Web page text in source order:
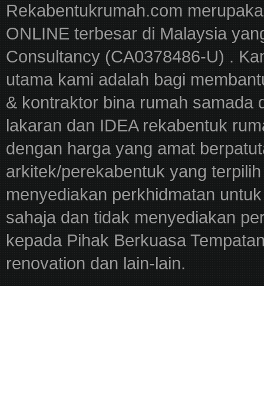
Rekabentukrumah.com
ONLINE terbesar di Malaysia
Consultancy (CA0378486-U) .
utama kami adalah bagi
& kontraktor bina rumah samada
lakaran dan IDEA rekabentuk
dengan harga yang amat
arkitek/perekabentuk yang
menyediakan perkhidmatan
sahaja dan tidak menyediakan
kepada Pihak Berkuasa
renovation dan lain-lain.